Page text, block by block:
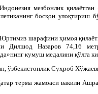
Индонезия мезбонлик қилаётган
босқон улоқтириш
Юртимиз шарафини ҳимоя
Дилшод Назаров 74,16
кумуш медалини қўлга
ўзбекистонлик Суҳроб
терма жамоаси вакили